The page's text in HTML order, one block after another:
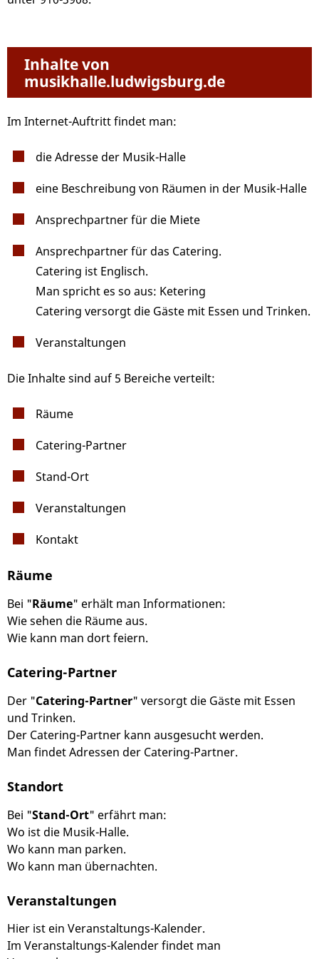
Inhalte von
musikhalle.ludwigsburg.de
Im Internet-Auftritt findet man:
die Adresse der Musik-Halle
eine Beschreibung von Räumen in der Musik-Halle
Ansprechpartner für die Miete
Ansprechpartner für das Catering.
Catering ist Englisch.
Man spricht es so aus: Ketering
Catering versorgt die Gäste mit Essen und Trinken.
Veranstaltungen
Die Inhalte sind auf 5 Bereiche verteilt:
Räume
Catering-Partner
Stand-Ort
Veranstaltungen
Kontakt
Räume
Bei "Räume" erhält man Informationen:
Wie sehen die Räume aus.
Wie kann man dort feiern.
Catering-Partner
Der "Catering-Partner" versorgt die Gäste mit Essen
und Trinken.
Der Catering-Partner kann ausgesucht werden.
Man findet Adressen der Catering-Partner.
Standort
Bei "Stand-Ort" erfährt man:
Wo ist die Musik-Halle.
Wo kann man parken.
Wo kann man übernachten.
Veranstaltungen
Hier ist ein Veranstaltungs-Kalender.
Im Veranstaltungs-Kalender findet man